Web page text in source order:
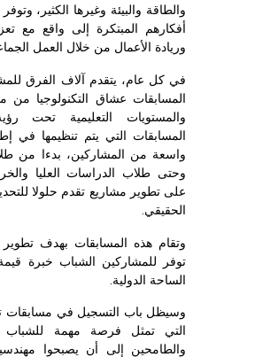
والطاقة والبيئة وغيرها الكثير،
أفكارهم المبتكرة إلى واقع مع
وريادة الأعمال من خلال العمل
في كل عام، يتقدم آلاف الفرق
المسابقات عشاق التكنولوجيا من
والمستويات التعليمية تحت
المسابقات التي يتم تنظيمها في
واسعة من المشاركين، بدءا من طلاب
وحتى طلاب الدراسات العليا
على تطوير مشاريع تقدم حلولا
الحقيقي.
وتقام هذه المسابقات بهدف تطوير
توفر للمشاركين الشباب خبرة
الساحة الدولية.
وسيظل باب التسجيل في مسابقات
التي تمثل فرصة مهمة للشباب
والطامحين إلى أن يصبحوا